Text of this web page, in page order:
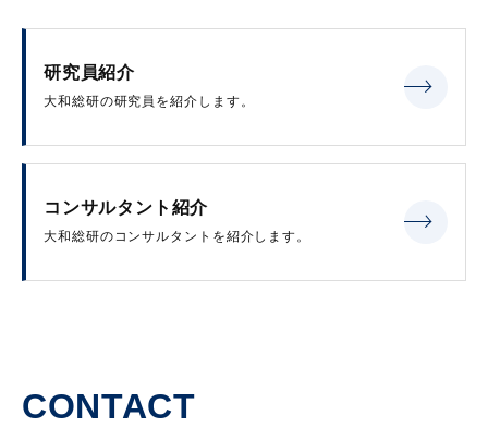
研究員紹介
大和総研の研究員を紹介します。
コンサルタント紹介
大和総研のコンサルタントを紹介します。
CONTACT